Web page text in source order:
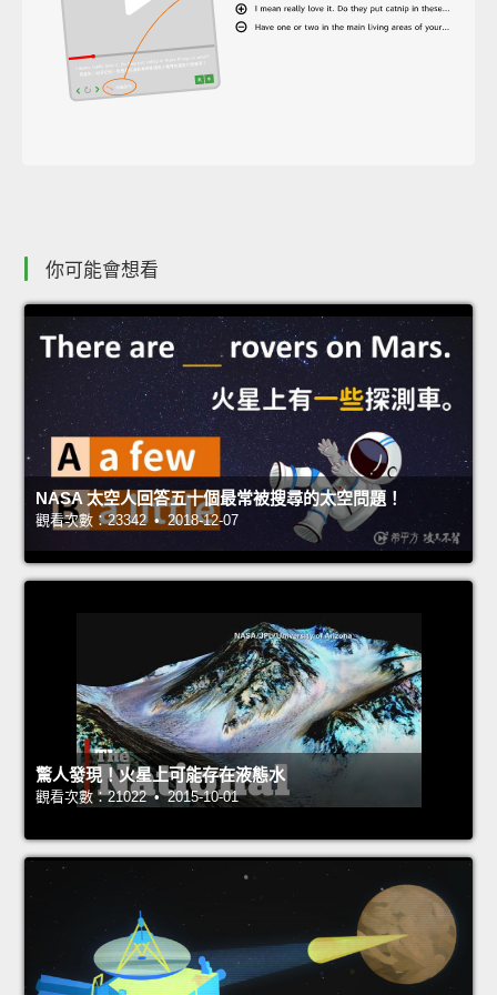
你可能會想看
NASA 太空人回答五十個最常被搜尋的太空問題！
觀看次數：23342 • 2018-12-07
驚人發現！火星上可能存在液態水
觀看次數：21022 • 2015-10-01